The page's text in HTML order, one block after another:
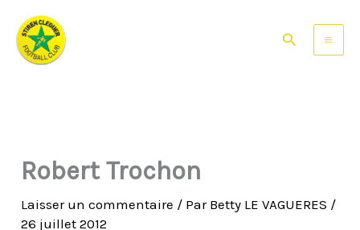
contenu
Rechercher
Robert Trochon
Laisser un commentaire / Par Betty LE VAGUERES /
26 juillet 2012